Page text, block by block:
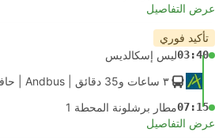
عرض التفاصيل
تأكيد فوري
03:40ليس إسكالديس
٣ ساعات و‫35 دقائق
07:15مطار برشلونة المحطة 1
عرض التفاصيل